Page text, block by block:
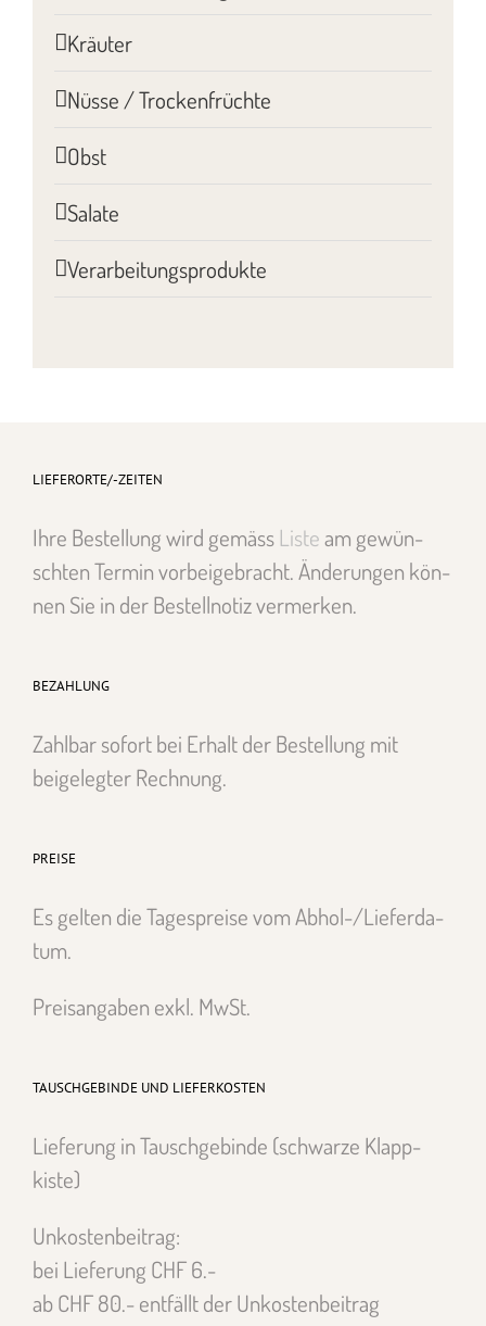
Kräuter
Nüsse / Trockenfrüchte
Obst
Salate
Verarbeitungsprodukte
LIEFERORTE/-ZEITEN
Ihre Bestel­lung wird gemäss Listeam gewün­
scht­en Ter­min vor­beige­bracht. Änderun­gen kön­
nen Sie in der Bestell­no­tiz ver­merken.
BEZAHLUNG
Zahlbar sofort bei Erhalt der Bestel­lung mit
beigelegter Rech­nung.
PREISE
Es gel­ten die Tage­spreise vom Abhol-/Liefer­da­
tum.
Preisangaben exkl. MwSt.
TAUSCHGEBINDE UND LIEFERKOSTEN
Liefer­ung in Tauschge­binde (schwarze Klapp­
kiste)
Unkosten­beitrag:
bei Liefer­ung CHF 6.-
ab CHF 80.- ent­fällt der Unkosten­beitrag